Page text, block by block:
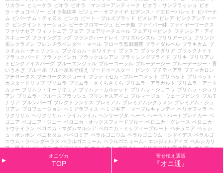
リカラー
ヒューケラ ビオラ ビオラ マンゴーアンティーク ビオラ・サンフラッシュ
ビオ
ラ・チョコベリー
ビオラ花絵本 ビジュー・サファイヤ ビデンス・イエローパレット
ビバーナ
ム
ビバーナム・ティヌス ビンカ ビート・ブルズブラッド ピメレア ピレア
ピンクアンティー
ク
ピンクイントゥーション ピーチフロマージュ ピーチ姫 ファイバー鉢 ファイヤーワークス
ファリナセア フィットニア フェア フェアリーチュール フェアリーピンク
フチンシア・アイ
スキューブ フライングエッグ フランクハードレイ フリズルシズル フリリアージュ
フリンジ
系シクラメン フレンチラベンダー・マール フローラ黒田園芸 ブライダルベル ブラキカム ブ
ラキカム・チェリッシュ
ブラキカム・ホワイティ ブラスコ ブラックダリア ブラックナイト
ブラックバード ブラックビンカ ブラックルシアン ブラッシングブライド ブリキ ブリリアン
トピンクアイスバーグ ブルーエンジェル ブルーコーラル ブルーデージー ブルーデージー・青
いうさぎ ブルー系 ブルー系寄せ植え ブードゥースター・ピンク プチティアラ
プチマカロン
プチロータス
プチロータスジョーイ プラティセカ・ブルーコメット プリペット
プリペット・
カスタードリップ プリムラ プリムラ・さくらさくら プリムラ・アラカルト
プリムラ・アート
カラー プリムラ・オーリキュラ プリムラ・カルテット プリムラ・ショコラ
プリムラ・ジュリ
アン プリムラ・ブルースプラッシュ プリンセスアイコ プルマージュ・ウェーブピンク
プルモ
ナリア プルンパーゴ プレクトランサス プレミアム プレミアムシクラメン プレミアム・ジュ
リアン プロフュージョン ヘミグラフィス ヘミジギア・マーブルキャンディ ヘリオフィラ ヘ
リクリサム ヘリクリサム・ライムライム ヘンリーヅタ ヘーベ ヘーベ・ハートブレイカー ベ
ゴニア ベゴニア・ジニー ベロニカ・オックスフォードブルー ベロニカ・グレース ベロニカ・
トウテイラン ベロニカ・マダムマルシア ベロニカ・ミッフィープルート ペチュニア ペッシ
ュ・ボンボン ペニセタム ペペロミア ペラルゴニウム ペラルゴニウム・シドイデス ペラルゴ
ニウム・ラベンダーラス ペラルゴニューム ペラルゴニューム・エンジェルアイズ ペルシカリ
ア・斑入り ペンタス ホスマリエンゼ ホルミナム ホワイト・クリスマスな寄せ植え ボルデュ
ボロニア ボロニア・ピナータ ポインセチア・キャンドルライト
ット
ポレモニューム マイファニープリンセス マウント・エデン マスカットのジ
マトリカリア・ライム マーガレット・ウォーターメロン
オニヅカ
TOP
寄せ植え通販
『オニ通』